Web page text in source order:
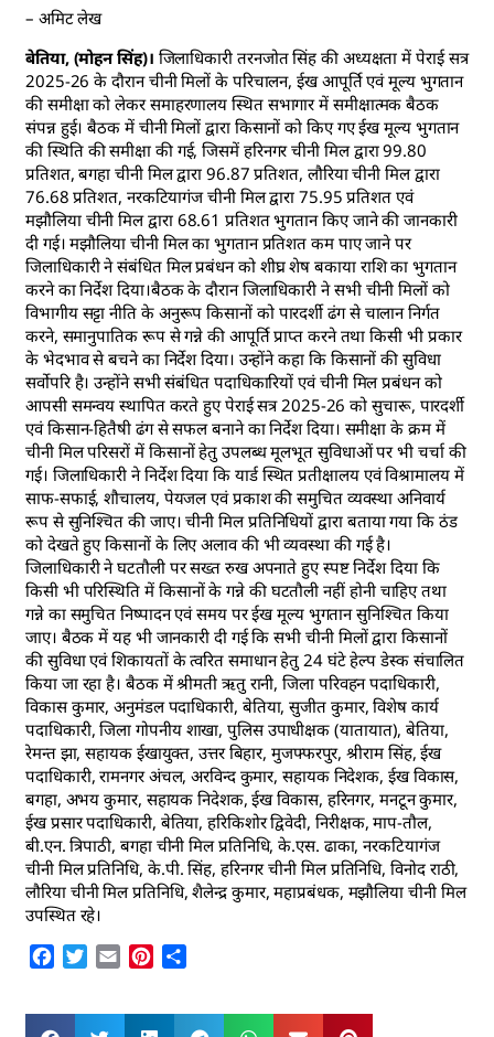
– अमिट लेख
बेतिया, (मोहन सिंह)। जिलाधिकारी तरनजोत सिंह की अध्यक्षता में पेराई सत्र
2025-26 के दौरान चीनी मिलों के परिचालन, ईख आपूर्ति एवं मूल्य भुगतान
की समीक्षा को लेकर समाहरणालय स्थित सभागार में समीक्षात्मक बैठक
संपन्न हुई। बैठक में चीनी मिलों द्वारा किसानों को किए गए ईख मूल्य भुगतान
की स्थिति की समीक्षा की गई, जिसमें हरिनगर चीनी मिल द्वारा 99.80
प्रतिशत, बगहा चीनी मिल द्वारा 96.87 प्रतिशत, लौरिया चीनी मिल द्वारा
76.68 प्रतिशत, नरकटियागंज चीनी मिल द्वारा 75.95 प्रतिशत एवं
मझौलिया चीनी मिल द्वारा 68.61 प्रतिशत भुगतान किए जाने की जानकारी
दी गई। मझौलिया चीनी मिल का भुगतान प्रतिशत कम पाए जाने पर
जिलाधिकारी ने संबंधित मिल प्रबंधन को शीघ्र शेष बकाया राशि का भुगतान
करने का निर्देश दिया।बैठक के दौरान जिलाधिकारी ने सभी चीनी मिलों को
विभागीय सट्टा नीति के अनुरूप किसानों को पारदर्शी ढंग से चालान निर्गत
करने, समानुपातिक रूप से गन्ने की आपूर्ति प्राप्त करने तथा किसी भी प्रकार
के भेदभाव से बचने का निर्देश दिया। उन्होंने कहा कि किसानों की सुविधा
सर्वोपरि है। उन्होंने सभी संबंधित पदाधिकारियों एवं चीनी मिल प्रबंधन को
आपसी समन्वय स्थापित करते हुए पेराई सत्र 2025-26 को सुचारू, पारदर्शी
एवं किसान-हितैषी ढंग से सफल बनाने का निर्देश दिया। समीक्षा के क्रम में
चीनी मिल परिसरों में किसानों हेतु उपलब्ध मूलभूत सुविधाओं पर भी चर्चा की
गई। जिलाधिकारी ने निर्देश दिया कि यार्ड स्थित प्रतीक्षालय एवं विश्रामालय में
साफ-सफाई, शौचालय, पेयजल एवं प्रकाश की समुचित व्यवस्था अनिवार्य
रूप से सुनिश्चित की जाए। चीनी मिल प्रतिनिधियों द्वारा बताया गया कि ठंड
को देखते हुए किसानों के लिए अलाव की भी व्यवस्था की गई है।
जिलाधिकारी ने घटतौली पर सख्त रुख अपनाते हुए स्पष्ट निर्देश दिया कि
किसी भी परिस्थिति में किसानों के गन्ने की घटतौली नहीं होनी चाहिए तथा
गन्ने का समुचित निष्पादन एवं समय पर ईख मूल्य भुगतान सुनिश्चित किया
जाए। बैठक में यह भी जानकारी दी गई कि सभी चीनी मिलों द्वारा किसानों
की सुविधा एवं शिकायतों के त्वरित समाधान हेतु 24 घंटे हेल्प डेस्क संचालित
किया जा रहा है। बैठक में श्रीमती ऋतु रानी, जिला परिवहन पदाधिकारी,
विकास कुमार, अनुमंडल पदाधिकारी, बेतिया, सुजीत कुमार, विशेष कार्य
पदाधिकारी, जिला गोपनीय शाखा, पुलिस उपाधीक्षक (यातायात), बेतिया,
रेमन्त झा, सहायक ईखायुक्त, उत्तर बिहार, मुजफ्फरपुर, श्रीराम सिंह, ईख
पदाधिकारी, रामनगर अंचल, अरविन्द कुमार, सहायक निदेशक, ईख विकास,
बगहा, अभय कुमार, सहायक निदेशक, ईख विकास, हरिनगर, मनटून कुमार,
ईख प्रसार पदाधिकारी, बेतिया, हरिकिशोर द्विवेदी, निरीक्षक, माप-तौल,
बी.एन. त्रिपाठी, बगहा चीनी मिल प्रतिनिधि, के.एस. ढाका, नरकटियागंज
चीनी मिल प्रतिनिधि, के.पी. सिंह, हरिनगर चीनी मिल प्रतिनिधि, विनोद राठी,
लौरिया चीनी मिल प्रतिनिधि, शैलेन्द्र कुमार, महाप्रबंधक, मझौलिया चीनी मिल
उपस्थित रहे।
Facebook
Twitter
Email Pinterest